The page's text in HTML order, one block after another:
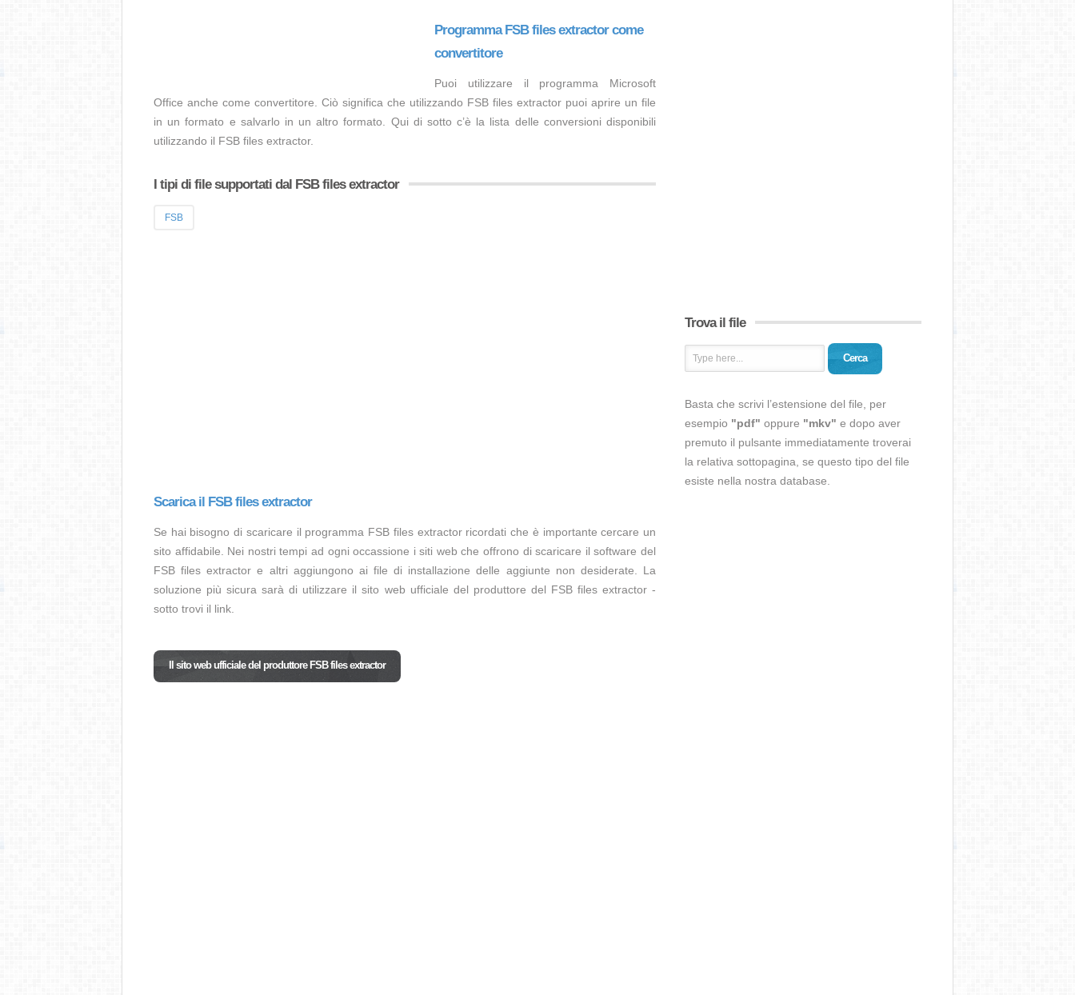
Programma FSB files extractor come
convertitore
Puoi utilizzare il programma Microsoft
Office anche come convertitore. Ciò significa che utilizzando FSB files extractor puoi aprire un file
in un formato e salvarlo in un altro formato. Qui di sotto c’è la lista delle conversioni disponibili
utilizzando il FSB files extractor.
I tipi di file supportati dal FSB files extractor
FSB
Scarica il FSB files extractor
Se hai bisogno di scaricare il programma FSB files extractor ricordati che è importante cercare un
sito affidabile. Nei nostri tempi ad ogni occassione i siti web che offrono di scaricare il software del
FSB files extractor e altri aggiungono ai file di installazione delle aggiunte non desiderate. La
soluzione più sicura sarà di utilizzare il sito web ufficiale del produttore del FSB files extractor -
sotto trovi il link.
Il sito web ufficiale del produttore FSB files extractor
Trova il file
Cerca
Basta che scrivi l’estensione del file, per
esempio "pdf" oppure "mkv" e dopo aver
premuto il pulsante immediatamente troverai
la relativa sottopagina, se questo tipo del file
esiste nella nostra database.